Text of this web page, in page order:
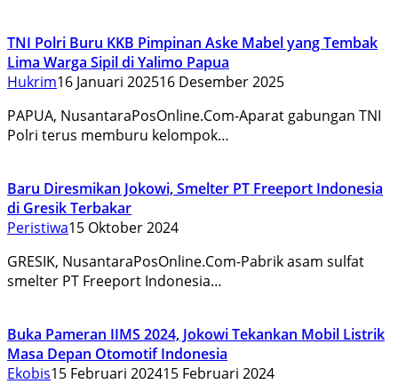
TNI Polri Buru KKB Pimpinan Aske Mabel yang Tembak
Lima Warga Sipil di Yalimo Papua
Hukrim16 Januari 202516 Desember 2025
PAPUA, NusantaraPosOnline.Com-Aparat gabungan TNI
Polri terus memburu kelompok…
Baru Diresmikan Jokowi, Smelter PT Freeport Indonesia
di Gresik Terbakar
Peristiwa15 Oktober 2024
GRESIK, NusantaraPosOnline.Com-Pabrik asam sulfat
smelter PT Freeport Indonesia…
Buka Pameran IIMS 2024, Jokowi Tekankan Mobil Listrik
Masa Depan Otomotif Indonesia
Ekobis15 Februari 202415 Februari 2024